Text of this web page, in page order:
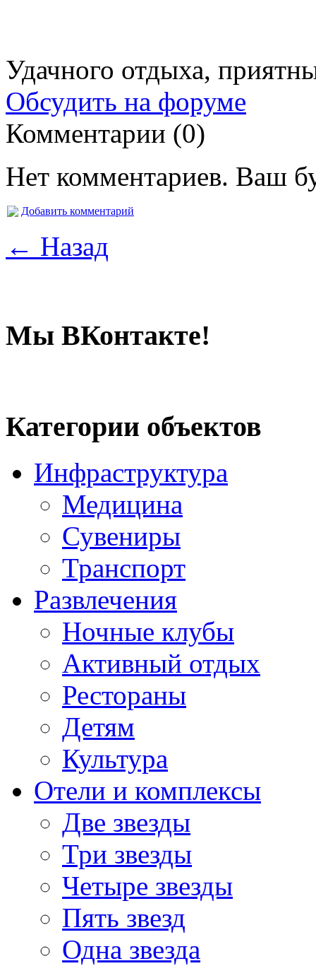
Удачного отдыха,
Обсудить на форуме
Комментарии (0)
Нет комментариев. Ваш
Добавить комментарий
← Назад
Мы ВКонтакте!
Категории объектов
Инфраструктура
Медицина
Сувениры
Транспорт
Развлечения
Ночные клубы
Активный отдых
Рестораны
Детям
Культура
Отели и комплексы
Две звезды
Три звезды
Четыре звезды
Пять звезд
Одна звезда